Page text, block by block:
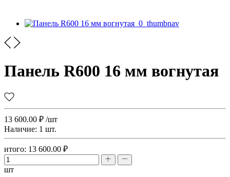
Панель R600 16 мм вогнутая
13 600.00 ₽ /шт
Наличие: 1 шт.
итого: 13 600.00 ₽
шт